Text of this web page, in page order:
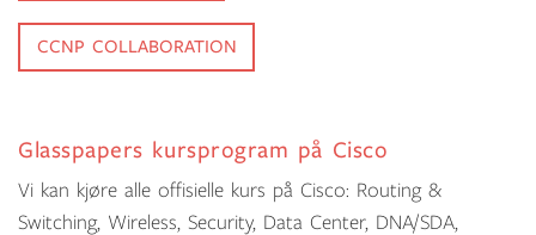
CCNP COLLABORATION
Glasspapers kursprogram på Cisco
Vi kan kjøre alle offisielle kurs på Cisco: Routing &
Switching, Wireless, Security, Data Center, DNA/SDA,